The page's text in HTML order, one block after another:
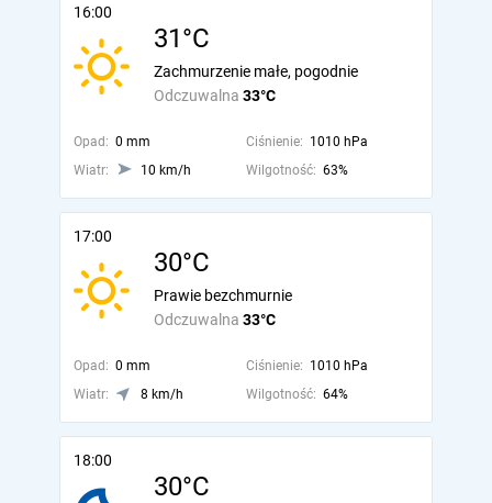
16:00
31°C
Odczuwalna 33°C
Zachmurzenie małe, pogodnie
Opad: 0 mm Ciśnienie: 1010 hPa
Wiatr:
10 km/h Wilgotność: 63%
17:00
30°C
Odczuwalna 33°C
Prawie bezchmurnie
Opad: 0 mm Ciśnienie: 1010 hPa
Wiatr:
8 km/h Wilgotność: 64%
18:00
30°C